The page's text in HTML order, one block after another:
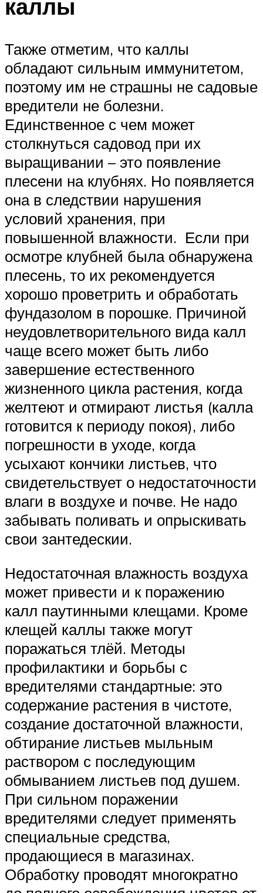
каллы
Также отметим, что каллы
обладают сильным иммунитетом,
поэтому им не страшны не садовые
вредители не болезни.
Единственное с чем может
столкнуться садовод при их
выращивании – это появление
плесени на клубнях. Но появляется
она в следствии нарушения
условий хранения, при
повышенной влажности. Если при
осмотре клубней была обнаружена
плесень, то их рекомендуется
хорошо проветрить и обработать
фундазолом в порошке. Причиной
неудовлетворительного вида калл
чаще всего может быть либо
завершение естественного
жизненного цикла растения, когда
желтеют и отмирают листья (калла
готовится к периоду покоя), либо
погрешности в уходе, когда
усыхают кончики листьев, что
свидетельствует о недостаточности
влаги в воздухе и почве. Не надо
забывать поливать и опрыскивать
свои зантедескии.
Недостаточная влажность воздуха
может привести и к поражению
калл паутинными клещами. Кроме
клещей каллы также могут
поражаться тлёй. Методы
профилактики и борьбы с
вредителями стандартные: это
содержание растения в чистоте,
создание достаточной влажности,
обтирание листьев мыльным
раствором с последующим
обмыванием листьев под душем.
При сильном поражении
вредителями следует применять
специальные средства,
продающиеся в магазинах.
Обработку проводят многократно